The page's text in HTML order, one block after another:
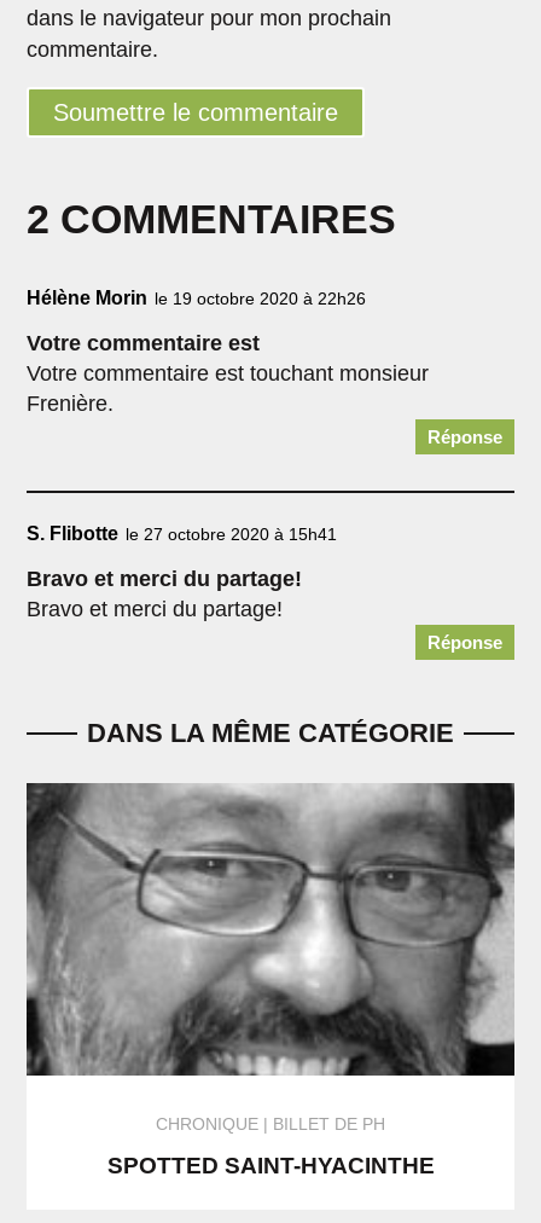
2 COMMENTAIRES
Hélène Morin le 19 octobre 2020 à 22h26
Votre commentaire est
Votre commentaire est touchant monsieur
Frenière.
Réponse
S. Flibotte le 27 octobre 2020 à 15h41
Bravo et merci du partage!
Bravo et merci du partage!
Réponse
dans le navigateur pour mon prochain
commentaire.
Soumettre le commentaire
DANS LA MÊME CATÉGORIE
CHRONIQUE BILLET DE PH
SPOTTED SAINT-HYACINTHE